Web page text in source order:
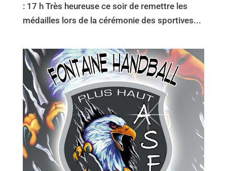
: 17 h Très heureuse ce soir de remettre les
médailles lors de la cérémonie des sportives...